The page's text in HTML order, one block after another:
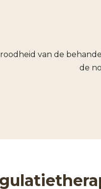
van de
de